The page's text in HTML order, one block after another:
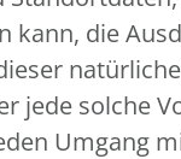
kann, die
jede solche
Umgang